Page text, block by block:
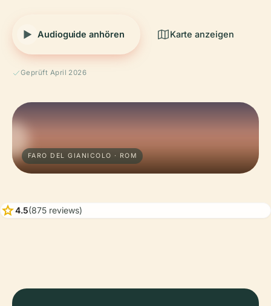
Audioguide anhören Karte anzeigen
Geprüft April 2026
FARO DEL GIANICOLO · ROM
star4.5(875 reviews)